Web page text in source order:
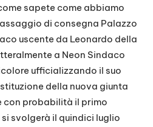
sapete come abbiamo
di consegna Palazzo
uscente da Leonardo della
a Neon Sindaco
ufficializzando il suo
della nuova giunta
con probabilità il primo
svolgerà il quindici luglio